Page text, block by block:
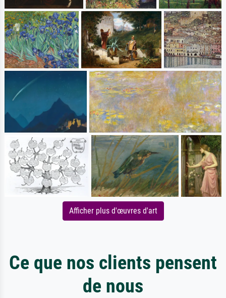
Afficher plus d'œuvres d'art
Ce que nos clients pensent
de nous